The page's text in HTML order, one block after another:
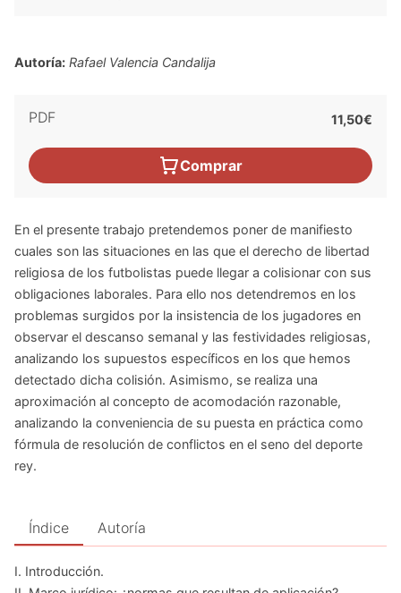
Autoría: Rafael Valencia Candalija
PDF 11,50€
Comprar
En el presente trabajo pretendemos poner de manifiesto
cuales son las situaciones en las que el derecho de libertad
religiosa de los futbolistas puede llegar a colisionar con sus
obligaciones laborales. Para ello nos detendremos en los
problemas surgidos por la insistencia de los jugadores en
observar el descanso semanal y las festividades religiosas,
analizando los supuestos específicos en los que hemos
detectado dicha colisión. Asimismo, se realiza una
aproximación al concepto de acomodación razonable,
analizando la conveniencia de su puesta en práctica como
fórmula de resolución de conflictos en el seno del deporte
rey.
Índice Autoría
I. Introducción.